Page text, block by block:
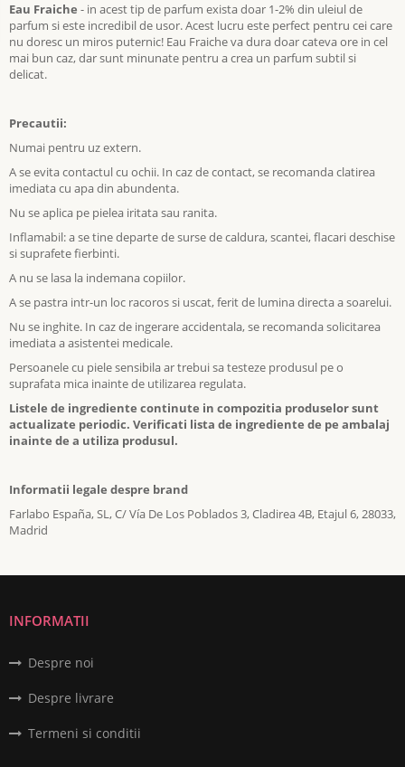
Eau Fraiche - in acest tip de parfum exista doar 1-2% din uleiul de
parfum si este incredibil de usor. Acest lucru este perfect pentru cei care
nu doresc un miros puternic! Eau Fraiche va dura doar cateva ore in cel
mai bun caz, dar sunt minunate pentru a crea un parfum subtil si
delicat.
Precautii:
Numai pentru uz extern.
A se evita contactul cu ochii. In caz de contact, se recomanda clatirea
imediata cu apa din abundenta.
Nu se aplica pe pielea iritata sau ranita.
Inflamabil: a se tine departe de surse de caldura, scantei, flacari deschise
si suprafete fierbinti.
A nu se lasa la indemana copiilor.
A se pastra intr-un loc racoros si uscat, ferit de lumina directa a soarelui.
Nu se inghite. In caz de ingerare accidentala, se recomanda solicitarea
imediata a asistentei medicale.
Persoanele cu piele sensibila ar trebui sa testeze produsul pe o
suprafata mica inainte de utilizarea regulata.
Listele de ingrediente continute in compozitia produselor sunt
actualizate periodic. Verificati lista de ingrediente de pe ambalaj
inainte de a utiliza produsul.
Informatii legale despre brand
Farlabo España, SL, C/ Vía De Los Poblados 3, Cladirea 4B, Etajul 6, 28033,
Madrid
INFORMATII
Despre noi
Despre livrare
Termeni si conditii